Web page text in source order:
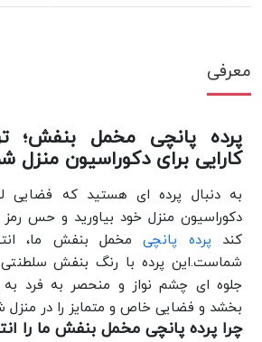
معرفی
پرده پانچی مخمل بنفش؛
کارایی برای دکوراسیون منزل
به دنبال پرده ای هستید که فضایی
دکوراسیون منزل خود بیاورید و حس رمز
کندپرده پانچیمخمل بنفش ما،
شماست.این پرده با رنگ بنفش
جلوه ای چشم نواز و منحصر به فرد
بخشد و فضایی خاص و متمایز را در
چرا پرده پانچی مخمل بنفش ما را